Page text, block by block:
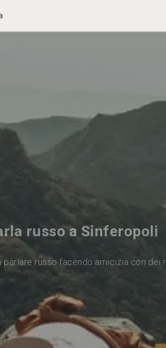
russo a Sinferopoli
parlare russo facendo amicizia con dei